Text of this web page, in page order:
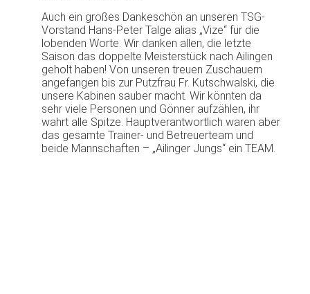
Auch ein großes Dankeschön an unseren TSG-
Vorstand Hans-Peter Talge alias „Vize“ für die
lobenden Worte. Wir danken allen, die letzte
Saison das doppelte Meisterstück nach Ailingen
geholt haben! Von unseren treuen Zuschauern
angefangen bis zur Putzfrau Fr. Kutschwalski, die
unsere Kabinen sauber macht. Wir könnten da
sehr viele Personen und Gönner aufzählen, ihr
wahrt alle Spitze. Hauptverantwortlich waren aber
das gesamte Trainer- und Betreuerteam und
beide Mannschaften – „Ailinger Jungs“ ein TEAM.